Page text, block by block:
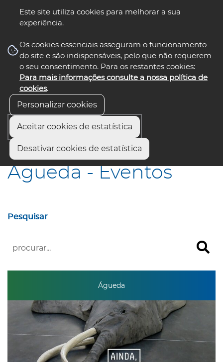
Este site utiliza cookies para melhorar a sua
experiência.
Os cookies essenciais asseguram o funcionamento
do site e são indispensáveis, pelo que não requerem
o seu consentimento. Para os restantes cookies:
Para mais informações consulte a nossa política de
cookies.
Personalizar cookies
Aceitar cookies de estatística
Desativar cookies de estatística
nos select language
Início Águeda - Eventos
Águeda - Eventos
Pesquisar
Águeda